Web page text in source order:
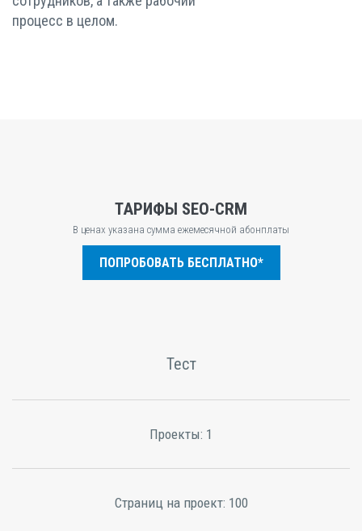
процесс в целом.
ТАРИФЫ SEO-CRM
В ценах указана сумма ежемесячной абонплаты
ПОПРОБОВАТЬ БЕСПЛАТНО*
Тест
Проекты: 1
Страниц на проект: 100